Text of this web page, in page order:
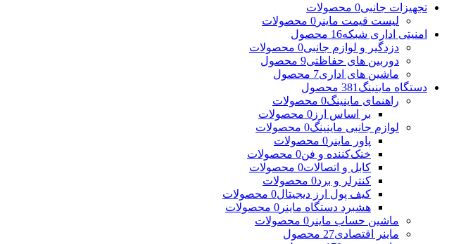
تجهیزات جانبی0 محصولات
لیست قیمت ماینر 0 محصولات
امنیتی اداری شبکه16 محصول
دزدگیر و لوازم جانبی0 محصولات
دوربین های حفاظتی9 محصول
ماشین های اداری7 محصول
دستگاه ماینینگ 381 محصول
راهنمای ماینینگ0 محصولات
بر اساس ارز 0 محصولات
لوازم جانبی ماینینگ0 محصولات
پاور ماینر 0 محصولات
خنک‌کننده و فن0 محصولات
کابل و اتصالات0 محصولات
کنترلر و برد0 محصولات
کیف پول ارز دیجیتال0 محصولات
هشبرد دستگاه ماینر 0 محصولات
ماشین حساب ماینر 0 محصولات
ماینر اقتصادی27 محصول